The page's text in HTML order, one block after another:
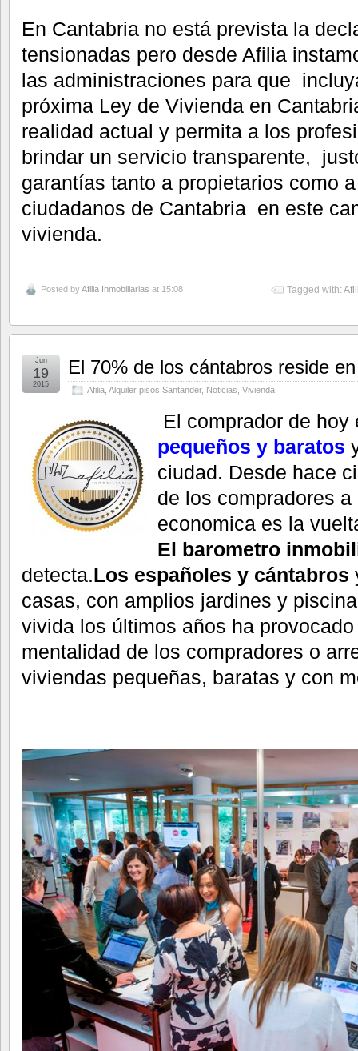
En Cantabria no está prevista la
tensionadas pero desde Afilia
las administraciones para que
próxima Ley de Vivienda en
realidad actual y permita a los
brindar un servicio transparente,
garantías tanto a propietarios como
ciudadanos de Cantabria en este
vivienda.
Posted byAfilia Inmobiliarias at 15:08 Tagged with:
El 70% de los cántabros reside
Afilia Alquiler pisos Santander, Noticias Vivienda
Jun
19
2015
El comprador de hoy
pequeños y baratos
ciudad. Desde hace
de los compradores
economica es la
El barometro
detecta.Los españoles y cántabros
casas, con amplios jardines y
vivida los últimos años ha
mentalidad de los compradores o
viviendas pequeñas, baratas y con